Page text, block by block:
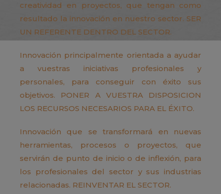
creatividad en proyectos, que tengan como
resultado la innovación en nuestro sector. SER
UN REFERENTE DENTRO DEL SECTOR.
Innovación principalmente orientada a ayudar
a vuestras iniciativas profesionales y
personales, para conseguir con éxito sus
objetivos. PONER A VUESTRA DISPOSICION
LOS RECURSOS NECESARIOS PARA EL ÉXITO.
Innovación que se transformará en nuevas
herramientas, procesos o proyectos, que
servirán de punto de inicio o de inflexión, para
los profesionales del sector y sus industrias
relacionadas. REINVENTAR EL SECTOR.